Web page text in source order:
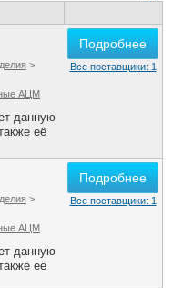
>
АЦМ
данную
её
Подробнее
Все поставщики: 1
>
АЦМ
данную
её
Подробнее
Все поставщики: 1